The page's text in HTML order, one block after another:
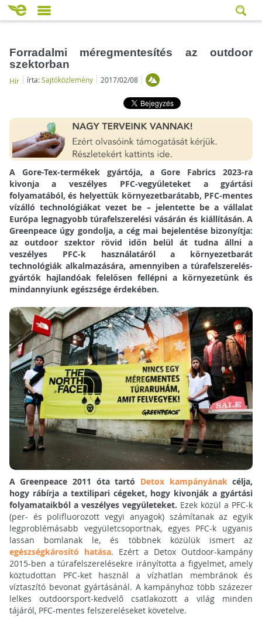
Forradalmi méregmentesítés az outdoor
szektorban
Hír írta:Sajtóközlemény 2017/02/08
A Gore-Tex-termékek gyártója, a Gore Fabrics 2023-ra
kivonja a veszélyes PFC-vegyületeket a gyártási
folyamatából, és helyettük környezetbarátabb, PFC-mentes
vízálló technológiákat vezet be – jelentette be a vállalat
Európa legnagyobb túrafelszerelési vásárán és kiállításán. A
Greenpeace úgy gondolja, a cég mai bejelentése bizonyítja:
az outdoor szektor rövid időn belül át tudna állni a
veszélyes PFC-k használatáról a környezetbarát
technológiák alkalmazására, amennyiben a túrafelszerelés-
gyártók hajlandóak felelősen fellépni a környezetünk és
mindannyiunk egészsége érdekében.
A Greenpeace 2011 óta tartó Detox kampányánakcélja,
hogy rábírja a textilipari cégeket, hogy kivonják a gyártási
folyamataikból a veszélyes vegyületeket. Ezek közül a PFC-k
(per- és polifluorozott vegyi anyagok) számítanak az egyik
legproblémásabb vegyületcsoportnak, egyes PFC-k ugyanis
lassan bomlanak le, és többnek közülük ismert az
egészségkárosító hatása. Ezért a Detox Outdoor-kampány
2015-ben a túrafelszerelésekre irányította a figyelmet, amely
köztudottan PFC-ket használ a vízhatlan membránok és
víztaszító bevonat gyártásánál. A kampányhoz több százezer
lelkes outdoorsport-kedvelő csatlakozott a világ minden
tájáról, PFC-mentes felszereléseket követelve.